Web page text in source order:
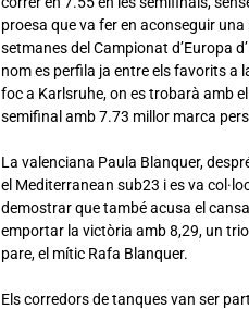
proesa que va fer en aconseguir
setmanes del Campionat d’Europa
nom es perfila ja entre els favorits a
foc a Karlsruhe, on es trobarà amb
semifinal amb 7.73 millor marca
La valenciana Paula Blanquer,
el Mediterranean sub23 i es va
demostrar que també acusa el
emportar la victòria amb 8,29, un
pare, el mític Rafa Blanquer.
Els corredors de tanques van ser